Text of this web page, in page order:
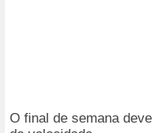
O final de semana